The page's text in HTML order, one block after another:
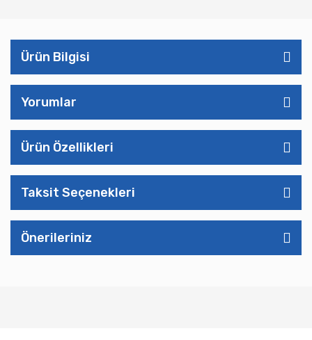
Ürün Bilgisi
Yorumlar
Ürün Özellikleri
Taksit Seçenekleri
Önerileriniz